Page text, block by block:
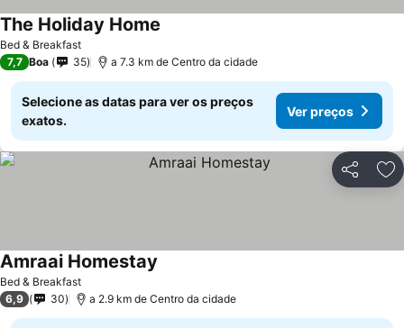
Bed & Breakfast
The Holiday Home
7,7 Boa 35 a 7.3 km de Centro da cidade
Selecione as datas para ver os preços
exatos.
Ver preços
Partilhar
Bed & Breakfast
Amraai Homestay
6,9 30 a 2.9 km de Centro da cidade